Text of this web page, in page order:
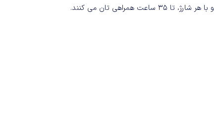
و با هر شارژ، تا 35 ساعت همراهی تان می کنند.